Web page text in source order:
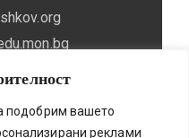
подобрим вашето
реклами